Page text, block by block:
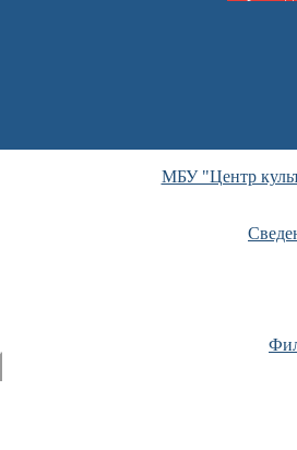
МБУ "Центр